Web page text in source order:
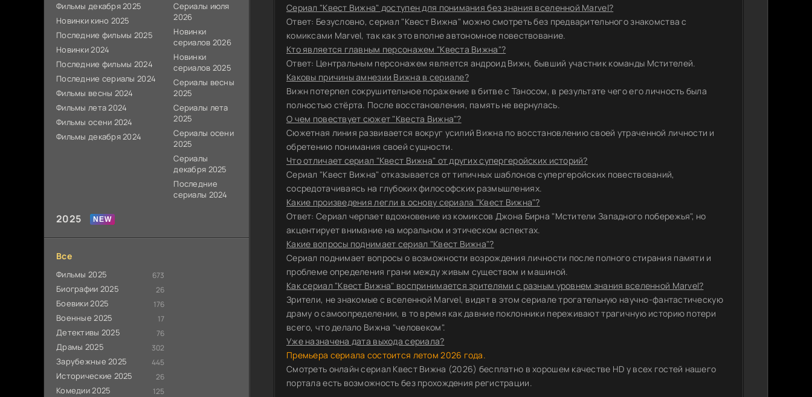
Фильмы декабря 2025
Новинки кино 2025
Последние фильмы 2025
Новинки 2024
Последние фильмы 2024
Последние сериалы 2024
Фильмы весны 2024
Фильмы лета 2024
Фильмы осени 2024
Фильмы декабря 2024
Сериалы июля
2026
Новинки
сериалов 2026
Новинки
сериалов 2025
Сериалы весны
2025
Сериалы лета
2025
Сериалы осени
2025
Сериалы
декабря 2025
Последние
сериалы 2024
2025
Все
Фильмы 2025 673
Биографии 2025 26
Боевики 2025 176
Военные 2025 17
Детективы 2025 76
Драмы 2025 302
Зарубежные 2025 445
Исторические 2025 26
Комедии 2025 125
Сериал "Квест Вижна" доступен для понимания без знания вселенной Marvel?
Ответ: Безусловно, сериал "Квест Вижна" можно смотреть без предварительного знакомства с
комиксами Marvel, так как это вполне автономное повествование.
Кто является главным персонажем "Квеста Вижна"?
Ответ: Центральным персонажем является андроид Вижн, бывший участник команды Мстителей.
Каковы причины амнезии Вижна в сериале?
Вижн потерпел сокрушительное поражение в битве с Таносом, в результате чего его личность была
полностью стёрта. После восстановления, память не вернулась.
О чем повествует сюжет "Квеста Вижна"?
Сюжетная линия развивается вокруг усилий Вижна по восстановлению своей утраченной личности и
обретению понимания своей сущности.
Что отличает сериал "Квест Вижна" от других супергеройских историй?
Сериал "Квест Вижна" отказывается от типичных шаблонов супергеройских повествований,
сосредотачиваясь на глубоких философских размышлениях.
Какие произведения легли в основу сериала "Квест Вижна"?
Ответ: Сериал черпает вдохновение из комиксов Джона Бирна "Мстители Западного побережья", но
акцентирует внимание на моральном и этическом аспектах.
Какие вопросы поднимает сериал "Квест Вижна"?
Сериал поднимает вопросы о возможности возрождения личности после полного стирания памяти и
проблеме определения грани между живым существом и машиной.
Как сериал "Квест Вижна" воспринимается зрителями с разным уровнем знания вселенной Marvel?
Зрители, не знакомые с вселенной Marvel, видят в этом сериале трогательную научно-фантастическую
драму о самоопределении, в то время как давние поклонники переживают трагичную историю потери
всего, что делало Вижна "человеком".
Уже назначена дата выхода сериала?
Премьера сериала состоится летом 2026 года.
Смотреть онлайн сериал Квест Вижна (2026) бесплатно в хорошем качестве HD у всех гостей нашего
портала есть возможность без прохождения регистрации.